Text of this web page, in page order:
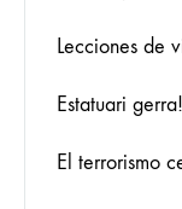
Lecciones de
Estatuari
El terrorismo